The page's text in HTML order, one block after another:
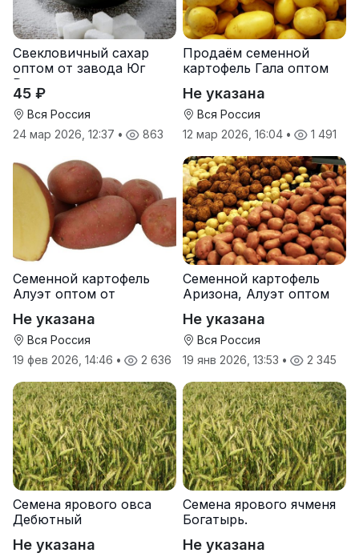
Свекловичный сахар
оптом от завода Юг
Руси
45 ₽
Вся Россия
24 мар 2026, 12:37 • 863
Продаём семенной
картофель Гала оптом
Не указана
Вся Россия
12 мар 2026, 16:04 • 1 491
Семенной картофель
Алуэт оптом от
Не указана
Вся Россия
19 фев 2026, 14:46 • 2 636
Семенной картофель
Аризона, Алуэт оптом
Не указана
Вся Россия
19 янв 2026, 13:53 • 2 345
Семена ярового овса
Дебютный
Не указана
Семена ярового ячменя
Богатырь.
Не указана